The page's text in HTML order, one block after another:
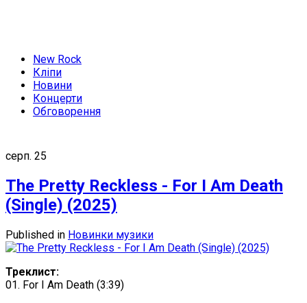
New Rock
Кліпи
Новини
Концерти
Обговорення
серп. 25
The Pretty Reckless - For I Am Death
(Single) (2025)
Published in Новинки музики
Треклист:
01. For I Am Death (3:39)